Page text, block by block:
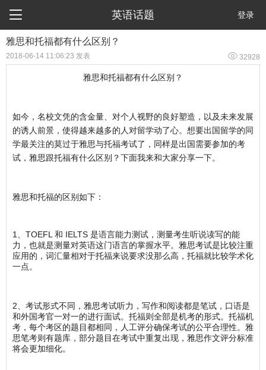
 英语话题 登录
雅思和托福都有什么区别？
2018-06-14 11:06:23 发表  32928
雅思和托福都有什么区别？
如今，名校文凭的含金量、对个人视野的良好塑造，以及未来发展
的诱人前景，使得越来越多的人对留学动了心。想要出国留学的同
学最关注的莫过于雅思与托福考试了，同样是出国需要参加的考
试，雅思跟托福有什么区别？下面我来和大家分享一下。
雅思和托福的区别如下：
1、TOEFL 和 IELTS 是语言能力测试，测量考生听说读写的能
力，也就是测量对英语这门语言的掌握水平。雅思考试是比较注重
应用的，词汇量相对于托福来说要求没那么高，托福就比较学术化
一点。
2、考试形式不同，雅思考试听力，写作和阅读都是笔试，口语是
和外国考官一对一的进行面试。托福则全部是机考的形式。托福机
考，每个考区的题目都相同，人工评分确保考试的公平合理性。雅
思笔考则有题库，部分题目在考试中重复出现，雅思作文评分标准
将会更加细化。